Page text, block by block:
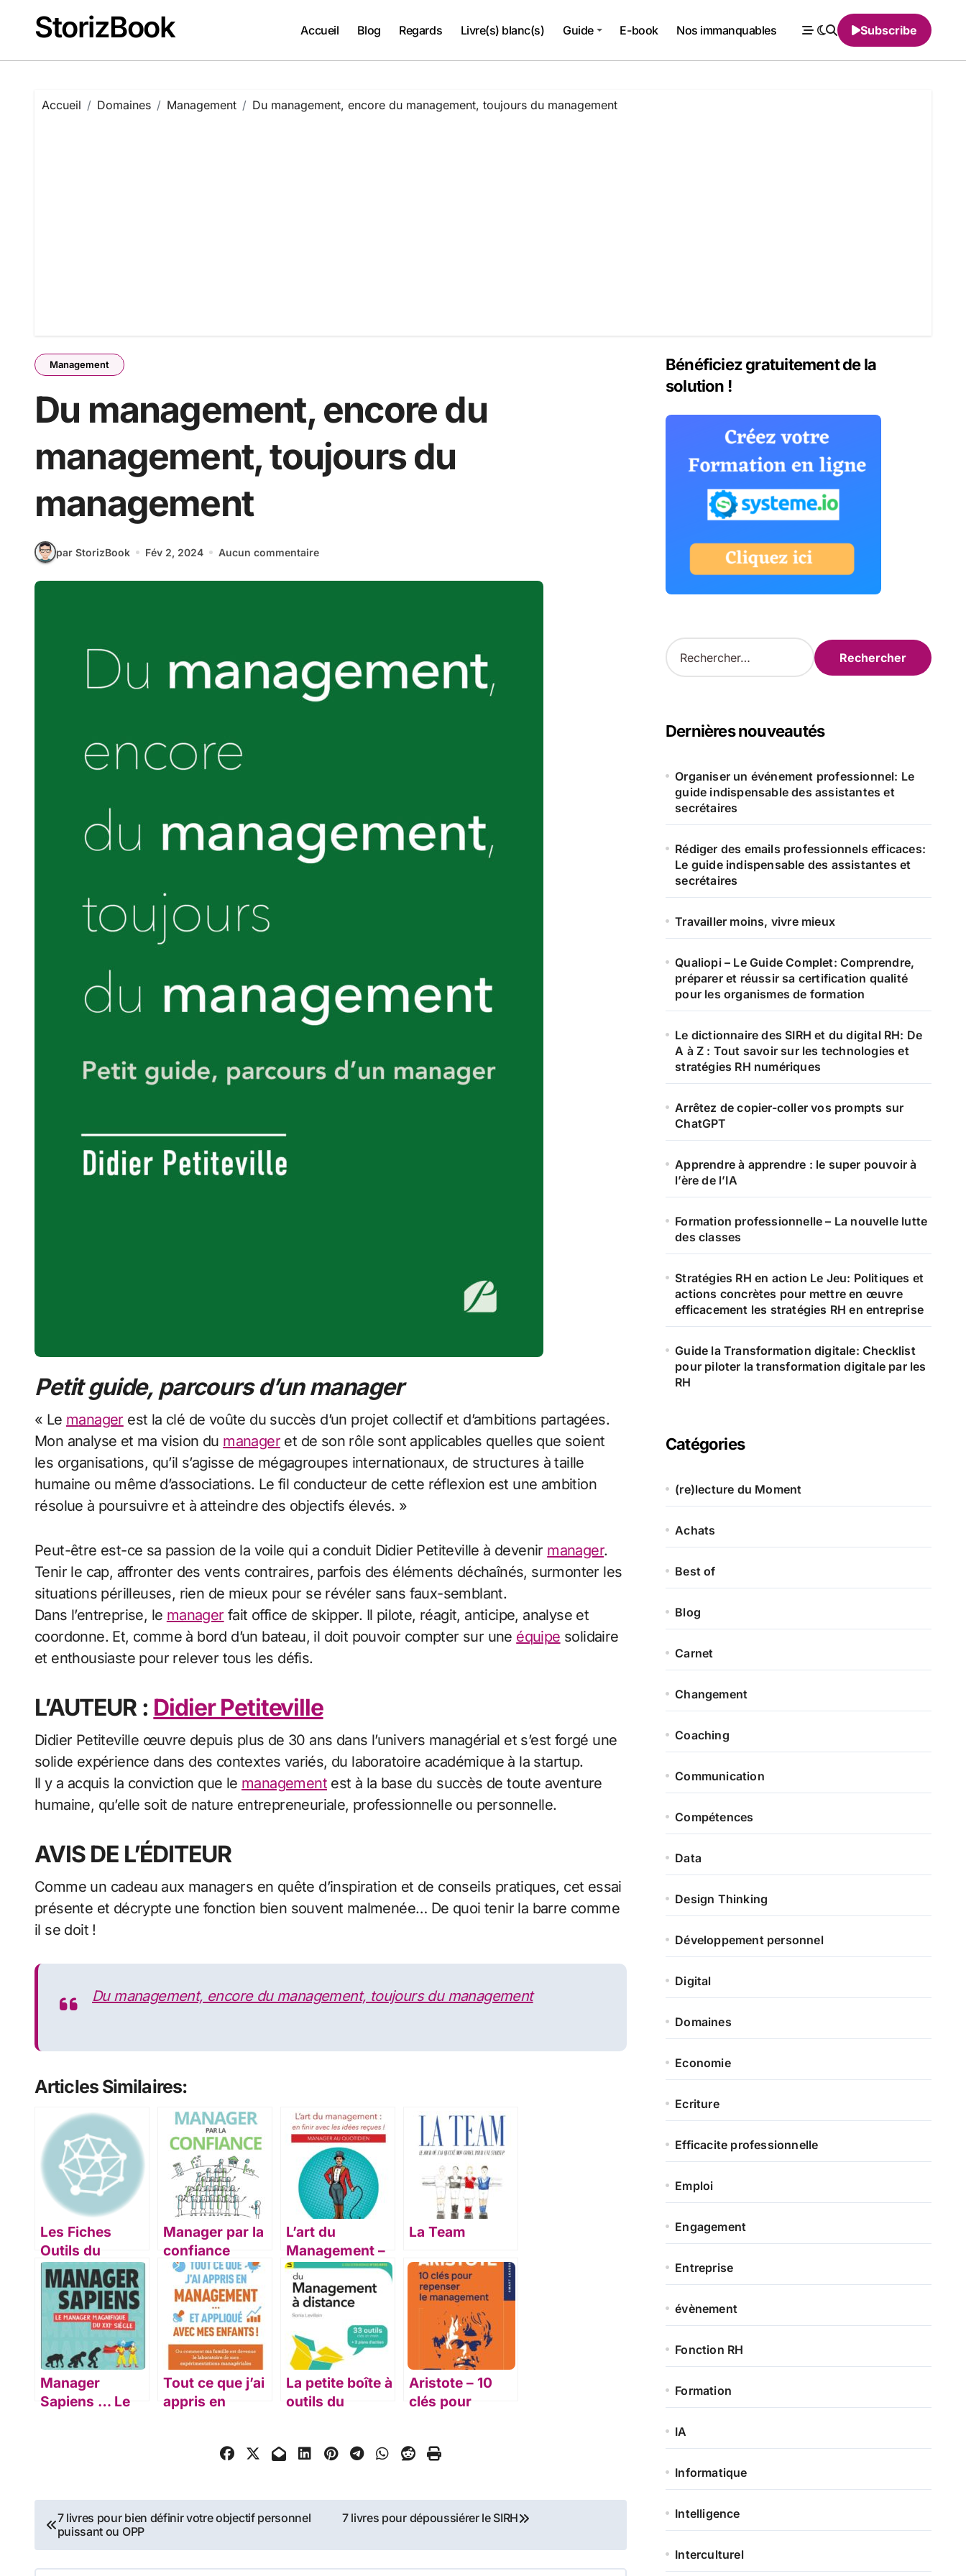
contenuStorizBook Accueil Blog Regards Livre(s) blanc(s) Guide E-book Nos immanquables Subscribe
Accueil Domaines Management Du management, encore du management, toujours du management
Management
Du management, encore du
management, toujours du
management
par StorizBook Fév 2, 2024 Aucun commentaire
Petit guide, parcours d’un manager
« Le manager est la clé de voûte du succès d’un projet collectif et d’ambitions partagées.
Mon analyse et ma vision du manager et de son rôle sont applicables quelles que soient
les organisations, qu’il s’agisse de mégagroupes internationaux, de structures à taille
humaine ou même d’associations. Le fil conducteur de cette réflexion est une ambition
résolue à poursuivre et à atteindre des objectifs élevés. »
Peut-être est-ce sa passion de la voile qui a conduit Didier Petiteville à devenir manager.
Tenir le cap, affronter des vents contraires, parfois des éléments déchaînés, surmonter les
situations périlleuses, rien de mieux pour se révéler sans faux-semblant.
Dans l’entreprise, le manager fait office de skipper. Il pilote, réagit, anticipe, analyse et
coordonne. Et, comme à bord d’un bateau, il doit pouvoir compter sur une équipe solidaire
et enthousiaste pour relever tous les défis.
L’AUTEUR : Didier Petiteville
Didier Petiteville œuvre depuis plus de 30 ans dans l’univers managérial et s’est forgé une
solide expérience dans des contextes variés, du laboratoire académique à la startup.
Il y a acquis la conviction que le management est à la base du succès de toute aventure
humaine, qu’elle soit de nature entrepreneuriale, professionnelle ou personnelle.
AVIS DE L’ÉDITEUR
Comme un cadeau aux managers en quête d’inspiration et de conseils pratiques, cet essai
présente et décrypte une fonction bien souvent malmenée… De quoi tenir la barre comme
il se doit !
Du management, encore du management, toujours du management
Articles Similaires:
Les Fiches
Outils du
dirigeant
d’entreprise
Manager par la
confiance
L’art du
Management –
En finir avec les
idées reçues
La Team
Manager
Sapiens … Le
Tout ce que j’ai
appris en
avec mes
La petite boîte à
outils du
Aristote – 10
clés pour
Navigation
de
7 livres pour bien définir votre objectif personnel
puissant ou OPP
7 livres pour dépoussiérer le SIRH
Bénéficiez gratuitement de la
solution !
R
e
r
c
e
Dernières nouveautés
Organiser un événement professionnel: Le
guide indispensable des assistantes et
secrétaires
Rédiger des emails professionnels efficaces:
Le guide indispensable des assistantes et
secrétaires
Travailler moins, vivre mieux
Qualiopi – Le Guide Complet: Comprendre,
préparer et réussir sa certification qualité
pour les organismes de formation
Le dictionnaire des SIRH et du digital RH: De
A à Z : Tout savoir sur les technologies et
stratégies RH numériques
Arrêtez de copier-coller vos prompts sur
ChatGPT
Apprendre à apprendre : le super pouvoir à
l’ère de l’IA
Formation professionnelle – La nouvelle lutte
des classes
Stratégies RH en action Le Jeu: Politiques et
actions concrètes pour mettre en œuvre
efficacement les stratégies RH en entreprise
Guide la Transformation digitale: Checklist
pour piloter la transformation digitale par les
RH
Catégories
(re)lecture du Moment
Achats
Best of
Blog
Carnet
Changement
Coaching
Communication
Compétences
Data
Design Thinking
Développement personnel
Digital
Domaines
Economie
Ecriture
Efficacite professionnelle
Emploi
Engagement
Entreprise
évènement
Fonction RH
Formation
IA
Informatique
Intelligence
Interculturel